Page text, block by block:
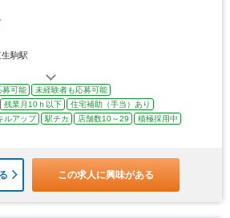
駒駅
募可能
未経験者も応募可能
残業月10ｈ以下
住宅補助（手当）あり
ルアップ 駅チカ 店舗数10～29
積極採用中
この求人に興味がある